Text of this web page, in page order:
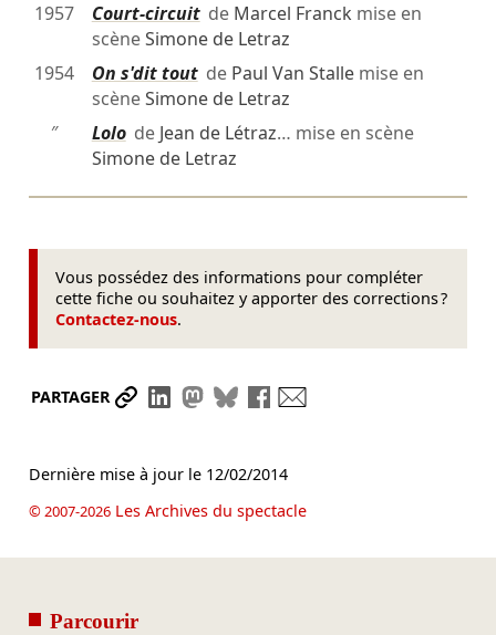
1957 Court-circuitde Marcel Franck mise en
scèneSimone de Letraz
1954
On s'dit toutde Paul Van Stallemise en
scèneSimone de Letraz
″
Lolode Jean de Létraz… mise en scène
Simone de Letraz
Vous possédez des informations pour compléter
cette fiche ou souhaitez y apporter des corrections ?
Contactez-nous.
PARTAGER Partager le lien
Partager sur LinkedIn
Partager sur Mastodon
Partager sur Bluesky
Partager sur Facebook
Dernière mise à jour le 12/02/2014
© 2007-2026Les Archives du spectacle
Parcourir